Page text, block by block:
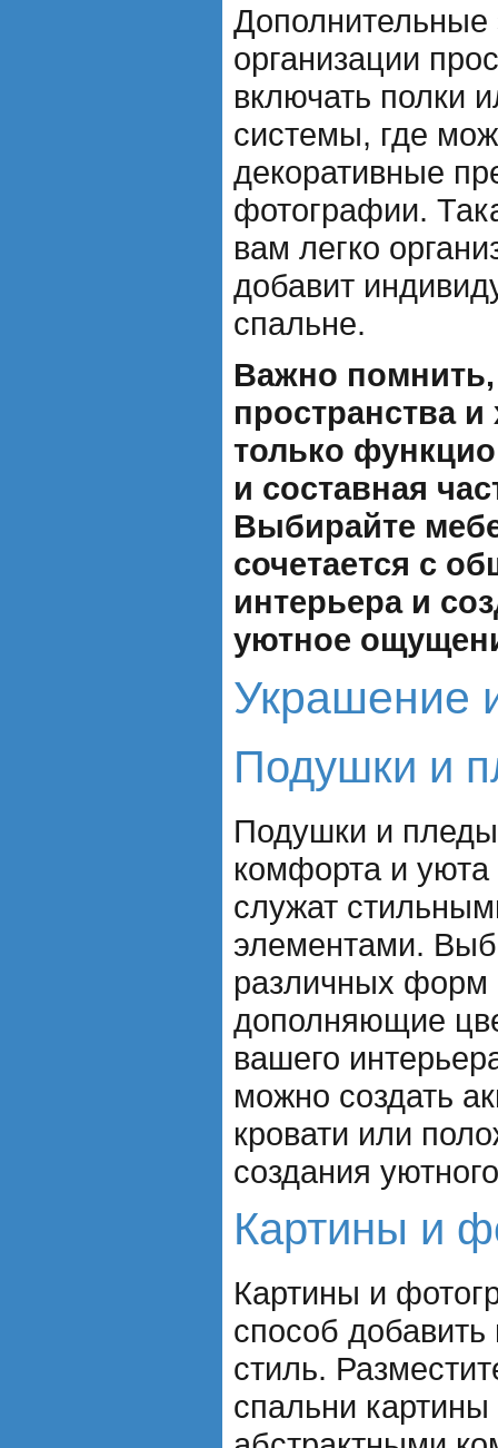
организации
включать полки
системы, где
декоративные
фотографии.
вам легко
добавит
спальне.
Важно помнить,
пространства
только
и составная
Выбирайте
сочетается с
интерьера и
уютное
Украшение
Подушки и
Подушки и
комфорта и
служат
элементами.
различных форм
дополняющие
вашего
можно создать
кровати или
создания
Картины и
Картины и
способ
стиль.
спальни